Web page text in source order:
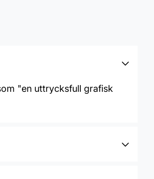
"en uttrycksfull grafisk